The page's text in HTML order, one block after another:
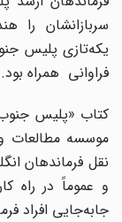
سربازانشان را
یکه‌تازی پلیس
فراوانی همراه بود.
کتاب «پلیس
موسسه مطالعات
نقل فرماندهان
و عموماً در راه
جابه‌جایی افراد